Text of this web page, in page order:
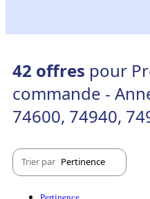
42 offres pour
commande -
74600, 74940,
Trier par Pertinence